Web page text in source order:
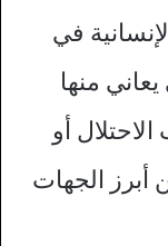
في
منها
أو
أبرز الجهات